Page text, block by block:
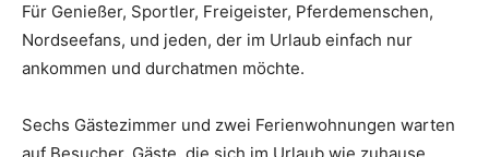
Für Genießer, Sportler, Freigeister, Pferdemenschen,
Nordseefans, und jeden, der im Urlaub einfach nur
ankommen und durchatmen möchte.
Sechs Gästezimmer und zwei Ferienwohnungen warten